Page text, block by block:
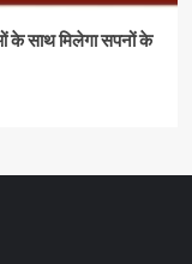
के साथ मिलेगा सपनों के